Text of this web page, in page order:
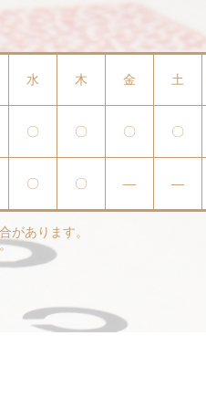
水 木 金 土
〇 〇 〇 〇
〇 〇 — —
があります。